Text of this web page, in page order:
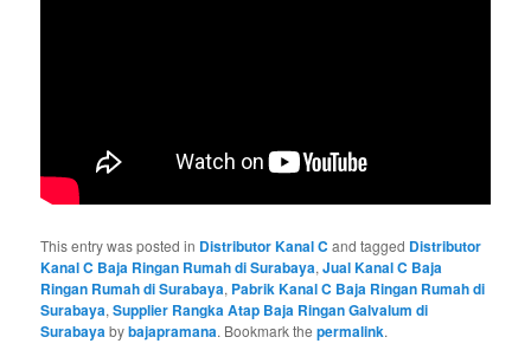
This entry was posted in Distributor Kanal C and tagged Distributor
Kanal C Baja Ringan Rumah di Surabaya,Jual Kanal C Baja
Ringan Rumah di Surabaya, Pabrik Kanal C Baja Ringan Rumah di
Surabaya,Supplier Rangka Atap Baja Ringan Galvalum di
Surabayabybajapramana. Bookmark thepermalink.